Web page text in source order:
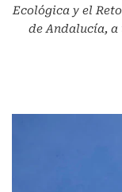
Ecológica y el
de Andalucía, a